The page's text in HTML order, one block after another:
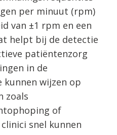
per minuut (rpm)
van ±1 rpm en een
helpt bij de detectie
patiëntenzorg
in de
kunnen wijzen op
zoals
of
snel kunnen